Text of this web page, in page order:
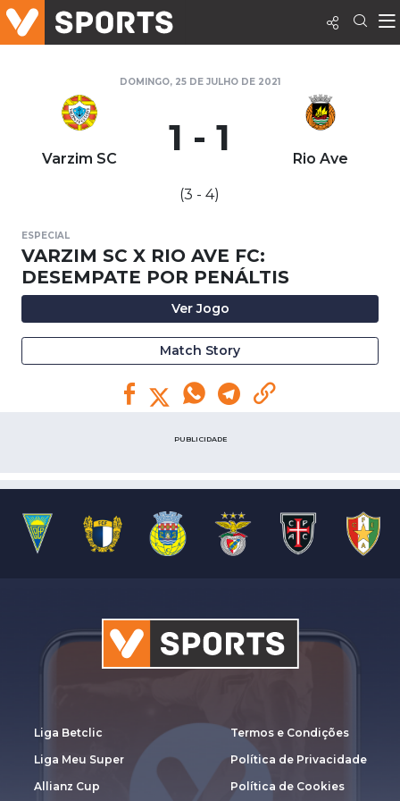
DOMINGO, 25 DE JULHO DE 2021
Varzim SC 1 - 1
(3 - 4)
Rio Ave
ESPECIAL
VARZIM SC X RIO AVE FC:
DESEMPATE POR PENÁLTIS
Ver Jogo
Match Story
PUBLICIDADE
Liga Betclic
Liga Meu Super
Allianz Cup
Termos e Condições
Política de Privacidade
Política de Cookies